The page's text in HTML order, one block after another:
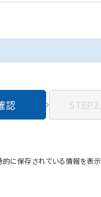
認 STEP2.
に保存されている情報を表示